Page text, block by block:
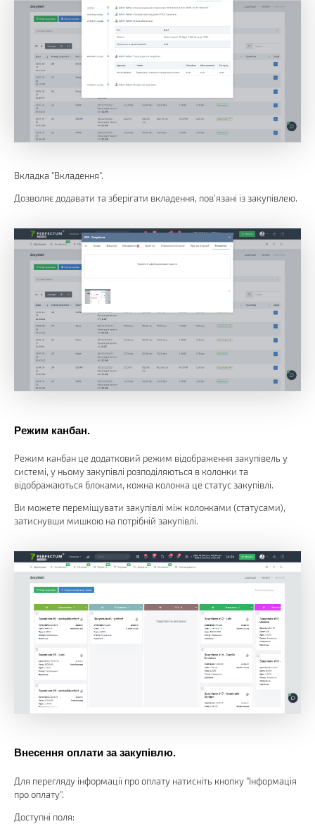
Вкладка "Вкладення".
Дозволяє додавати та зберігати вкладення, пов'язані із закупівлею.
Режим канбан.
Режим канбан це додатковий режим відображення закупівель у
системі, у ньому закупівлі розподіляються в колонки та
відображаються блоками, кожна колонка це статус закупівлі.
Ви можете переміщувати закупівлі між колонками (статусами),
затиснувши мишкою на потрібній закупівлі.
Внесення оплати за закупівлю.
Для перегляду інформації про оплату натисніть кнопку "Інформація
про оплату".
Доступні поля: